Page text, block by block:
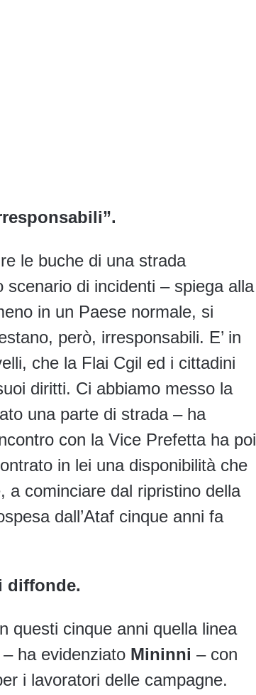
le buche di una strada
di incidenti – spiega alla
in un Paese normale, si
però, irresponsabili. E’ in
che la Flai Cgil ed i cittadini
diritti. Ci abbiamo messo la
una parte di strada – ha
con la Vice Prefetta ha poi
in lei una disponibilità che
a cominciare dal ripristino della
dall’Ataf cinque anni fa
diffonde.
questi cinque anni quella linea
ha evidenziato Mininni – con
i lavoratori delle campagne.